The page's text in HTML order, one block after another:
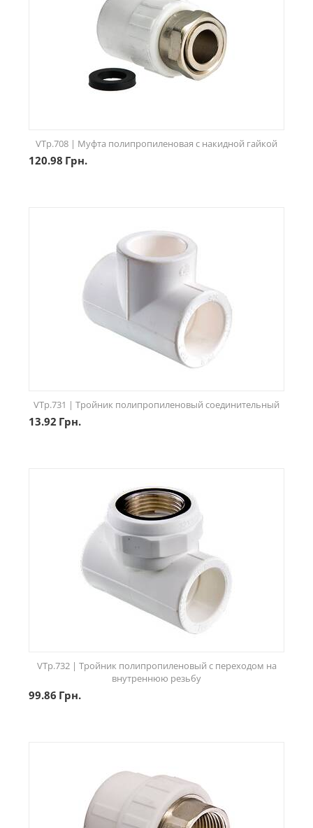
VTp.708 | Муфта полипропиленовая с накидной гайкой
120.98 Грн.
VTp.731 | Тройник полипропиленовый соединительный
13.92 Грн.
VTp.732 | Тройник полипропиленовый с переходом на
внутреннюю резьбу
99.86 Грн.